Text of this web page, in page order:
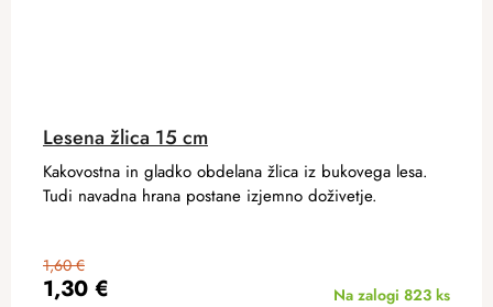
Lesena žlica 15 cm
1,30 €
1,60 €
Na zalogi 823 ks
Kakovostna in gladko obdelana žlica iz bukovega lesa.
Tudi navadna hrana postane izjemno doživetje.